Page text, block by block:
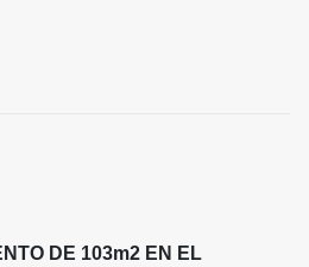
DE 103m2 EN EL